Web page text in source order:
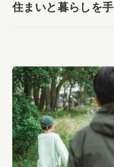
住まいと暮らしを